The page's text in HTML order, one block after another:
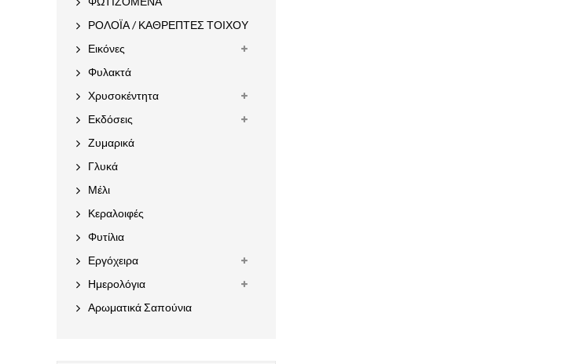
ΡΟΛΟΪΑ / ΚΑΘΡΕΠΤΕΣ ΤΟΙΧΟΥ
Εικόνες
Φυλακτά
Χρυσοκέντητα
Εκδόσεις
Ζυμαρικά
Γλυκά
Μέλι
Κεραλοιφές
Φυτίλια
Εργόχειρα
Ημερολόγια
Αρωματικά Σαπούνια